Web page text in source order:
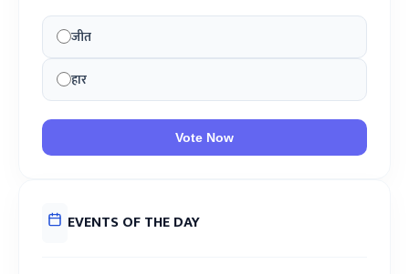
जीत
हार
Vote Now
EVENTS OF THE DAY